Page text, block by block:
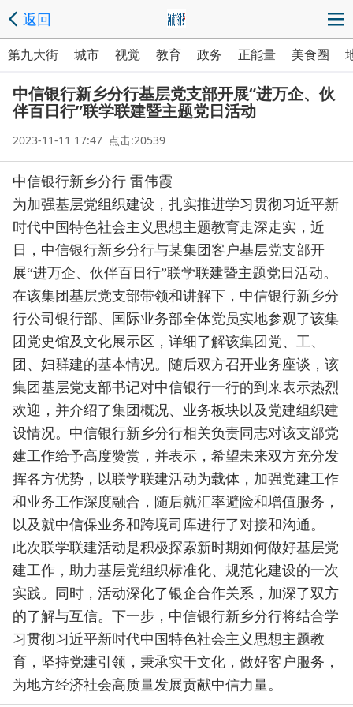
返回
第九大街 城市 视觉 教育 政务 正能量 美食圈
中信银行新乡分行基层党支部开展“进万企、伙
伴百日行”联学联建暨主题党日活动
2023-11-11 17:47 点击:20539
中信银行新乡分行 雷伟霞
为加强基层党组织建设，扎实推进学习贯彻习近平新
时代中国特色社会主义思想主题教育走深走实，近
日，中信银行新乡分行与某集团客户基层党支部开
展“进万企、伙伴百日行”联学联建暨主题党日活动。
在该集团基层党支部带领和讲解下，中信银行新乡分
行公司银行部、国际业务部全体党员实地参观了该集
团党史馆及文化展示区，详细了解该集团党、工、
团、妇群建的基本情况。随后双方召开业务座谈，该
集团基层党支部书记对中信银行一行的到来表示热烈
欢迎，并介绍了集团概况、业务板块以及党建组织建
设情况。中信银行新乡分行相关负责同志对该支部党
建工作给予高度赞赏，并表示，希望未来双方充分发
挥各方优势，以联学联建活动为载体，加强党建工作
和业务工作深度融合，随后就汇率避险和增值服务，
以及就中信保业务和跨境司库进行了对接和沟通。
此次联学联建活动是积极探索新时期如何做好基层党
建工作，助力基层党组织标准化、规范化建设的一次
实践。同时，活动深化了银企合作关系，加深了双方
的了解与互信。下一步，中信银行新乡分行将结合学
习贯彻习近平新时代中国特色社会主义思想主题教
育，坚持党建引领，秉承实干文化，做好客户服务，
为地方经济社会高质量发展贡献中信力量。